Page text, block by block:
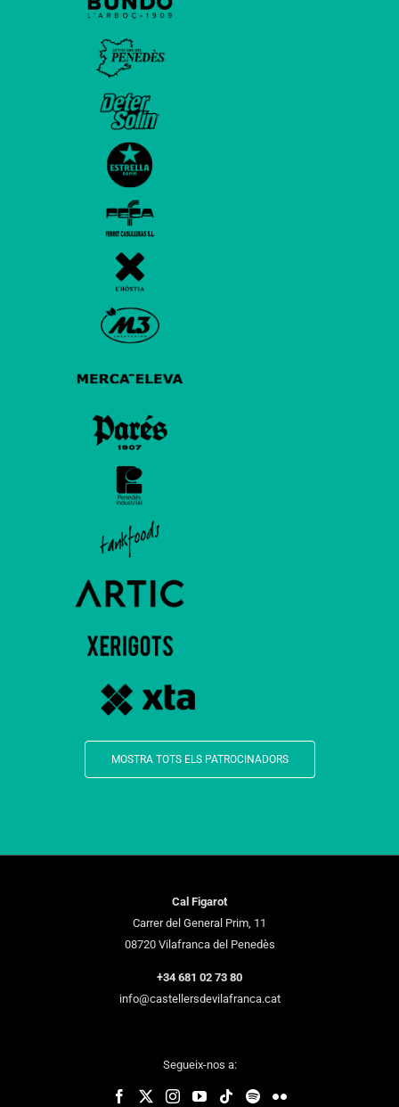
MOSTRA TOTS ELS PATROCINADORS
Cal Figarot
Carrer del General Prim, 11
08720 Vilafranca del Penedès
+34 681 02 73 80
info@castellersdevilafranca.cat
Segueix-nos a: